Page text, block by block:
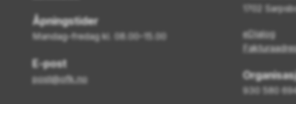
Åpningstider
Mandag–fredag kl. 08.00–15.00
E-post
post@ofk.no
1702
eDialog
930 580